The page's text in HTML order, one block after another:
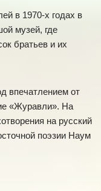
в 1970-х годах в
музей, где
братьев и их
впечатлением от
«Журавли». На
на русский
поэзии Наум